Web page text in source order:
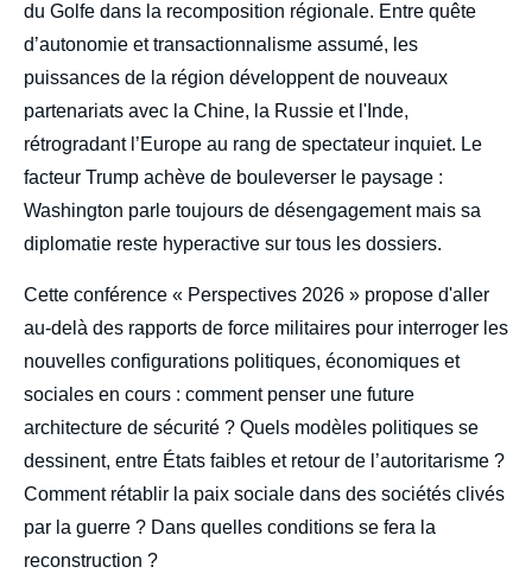
du Golfe dans la recomposition régionale. Entre quête
d’autonomie et transactionnalisme assumé, les
puissances de la région développent de nouveaux
partenariats avec la Chine, la Russie et l'Inde,
rétrogradant l’Europe au rang de spectateur inquiet. Le
facteur Trump achève de bouleverser le paysage :
Washington parle toujours de désengagement mais sa
diplomatie reste hyperactive sur tous les dossiers.
Cette conférence « Perspectives 2026 » propose d'aller
au-delà des rapports de force militaires pour interroger les
nouvelles configurations politiques, économiques et
sociales en cours : comment penser une future
architecture de sécurité ? Quels modèles politiques se
dessinent, entre États faibles et retour de l’autoritarisme ?
Comment rétablir la paix sociale dans des sociétés clivés
par la guerre ? Dans quelles conditions se fera la
reconstruction ?